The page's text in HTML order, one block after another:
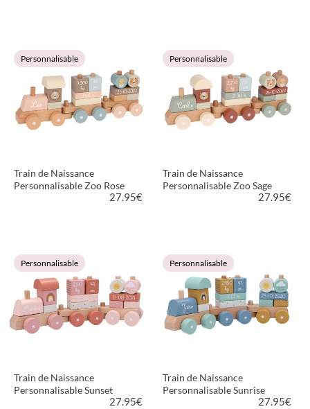
VOIR LE PRODUIT VOIR LE PRODUIT
Personnalisable
Train de Naissance
Personnalisable Zoo Rose
27.95€
VOIR LE PRODUIT
Personnalisable
Train de Naissance
Personnalisable Zoo Sage
27.95€
VOIR LE PRODUIT
Personnalisable
Train de Naissance
Personnalisable Sunset
27.95€
Personnalisable
Train de Naissance
Personnalisable Sunrise
27.95€